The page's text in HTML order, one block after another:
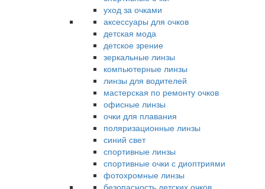
уход за очками
аксессуары для очков
детская мода
детское зрение
зеркальные линзы
компьютерные линзы
линзы для водителей
мастерская по ремонту очков
офисные линзы
очки для плавания
поляризационные линзы
синий свет
спортивные линзы
спортивные очки с диоптриями
фотохромные линзы